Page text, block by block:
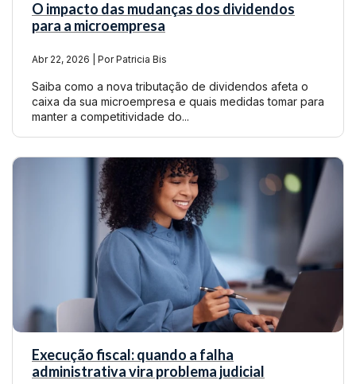
O impacto das mudanças dos dividendos
para a microempresa
Abr 22, 2026 | Por Patricia Bis
Saiba como a nova tributação de dividendos afeta o
caixa da sua microempresa e quais medidas tomar para
manter a competitividade do...
Execução fiscal: quando a falha
administrativa vira problema judicial